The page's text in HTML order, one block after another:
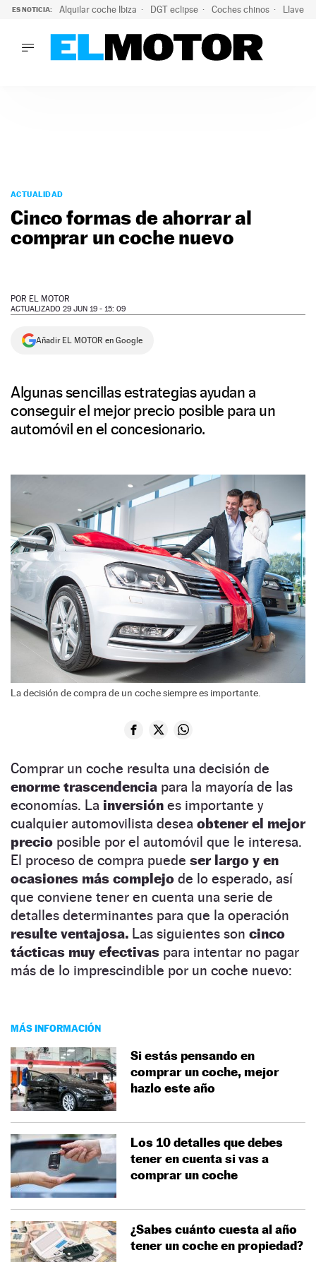
ES NOTICIA: Alquilar coche Ibiza DGT eclipse Coches chinos Llaves
PODCAST
MOTOS
TECNOLOGÍA
SUPERCOCHES
SERVICIOS
NEWSLETTER
ACTUALIDAD
Cinco formas de ahorrar al
comprar un coche nuevo
POR EL MOTOR
ACTUALIZADO 29 JUN 19 - 15: 09
Añadir EL MOTOR en Google
Algunas sencillas estrategias ayudan a
conseguir el mejor precio posible para un
automóvil en el concesionario.
La decisión de compra de un coche siempre es importante.
Comprar un coche resulta una decisión de
enorme trascendencia para la mayoría de las
economías. La inversión es importante y
cualquier automovilista desea obtener el mejor
precio posible por el automóvil que le interesa.
El proceso de compra puede ser largo y en
ocasiones más complejo de lo esperado, así
que conviene tener en cuenta una serie de
detalles determinantes para que la operación
resulte ventajosa. Las siguientes son cinco
tácticas muy efectivas para intentar no pagar
más de lo imprescindible por un coche nuevo:
MÁS INFORMACIÓN
Si estás pensando en
comprar un coche, mejor
hazlo este año
Los 10 detalles que debes
tener en cuenta si vas a
comprar un coche
¿Sabes cuánto cuesta al año
tener un coche en propiedad?